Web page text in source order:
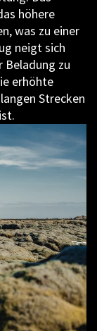
höhere
was zu einer
neigt sich
Beladung zu
erhöhte
Strecken